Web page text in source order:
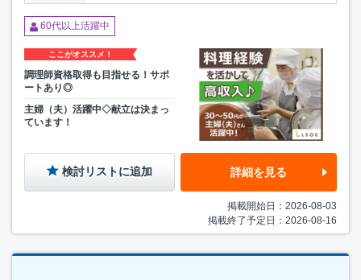
60代以上活躍中
ここがオススメ！
調理師資格取得も目指せる！サポ
ートあり◎
主婦（夫）活躍中◇献立は決まっ
ています！
検討リストに追加 詳細を見る
掲載開始日：2026-08-03
掲載終了予定日：2026-08-16